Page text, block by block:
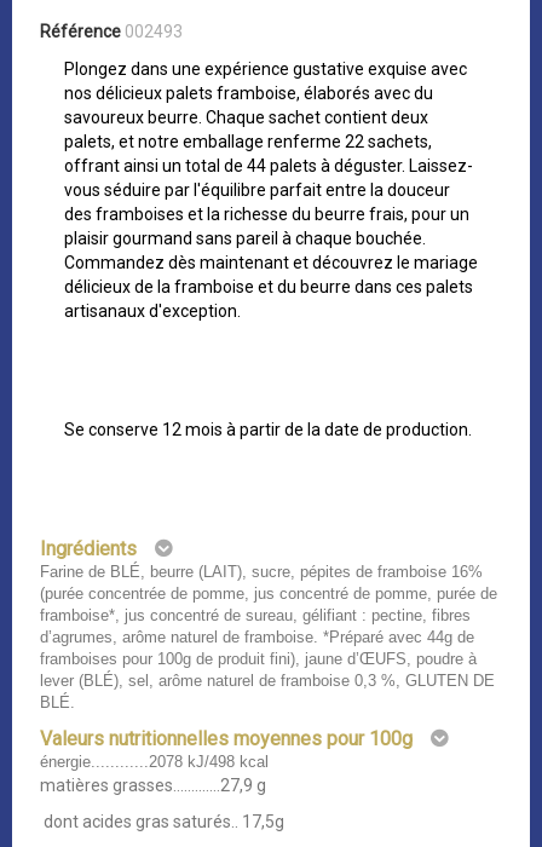
Référence 002493
Plongez dans une expérience gustative exquise avec
nos délicieux palets framboise, élaborés avec du
savoureux beurre. Chaque sachet contient deux
palets, et notre emballage renferme 22 sachets,
offrant ainsi un total de 44 palets à déguster. Laissez-
vous séduire par l'équilibre parfait entre la douceur
des framboises et la richesse du beurre frais, pour un
plaisir gourmand sans pareil à chaque bouchée.
Commandez dès maintenant et découvrez le mariage
délicieux de la framboise et du beurre dans ces palets
artisanaux d'exception.
Se conserve 12 mois à partir de la date de production.
Ingrédients
Farine de BLÉ, beurre (LAIT), sucre, pépites de framboise 16%
(purée concentrée de pomme, jus concentré de pomme, purée de
framboise*, jus concentré de sureau, gélifiant : pectine, fibres
d’agrumes, arôme naturel de framboise. *Préparé avec 44g de
framboises pour 100g de produit fini), jaune d’ŒUFS, poudre à
lever (BLÉ), sel, arôme naturel de framboise 0,3 %, GLUTEN DE
BLÉ.
Valeurs nutritionnelles moyennes pour 100g
énergie............2078 kJ/498 kcal
matières grasses.............27,9 g
dont acides gras saturés.. 17,5g